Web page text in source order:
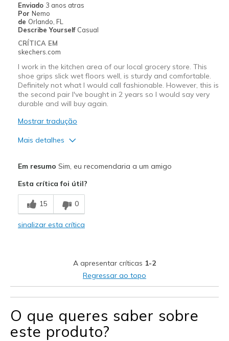
Width
Sizing
Feels true to size
Enviado 3 anos atras
Por Nemo
de Orlando, FL
Describe Yourself Casual
CRÍTICA EM
skechers.com
I work in the kitchen area of our local grocery store. This
shoe grips slick wet floors well, is sturdy and comfortable.
Definitely not what I would call fashionable. However, this is
the second pair I've bought in 2 years so I would say very
durable and will buy again.
Mostrar tradução
Mais detalhes
Width
Feels true to width
Sizing
View On Shoes
Shoes are for Wearing
Em resumo Sim, eu recomendaria a um amigo
Esta crítica foi útil?
15 0
sinalizar esta crítica
A apresentar críticas 1-2
Regressar ao topo
O que queres saber sobre
este produto?